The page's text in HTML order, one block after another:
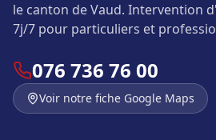
le canton de Vaud. Intervention
7j/7 pour particuliers et
076 736 76 00
Voir notre fiche Google Maps